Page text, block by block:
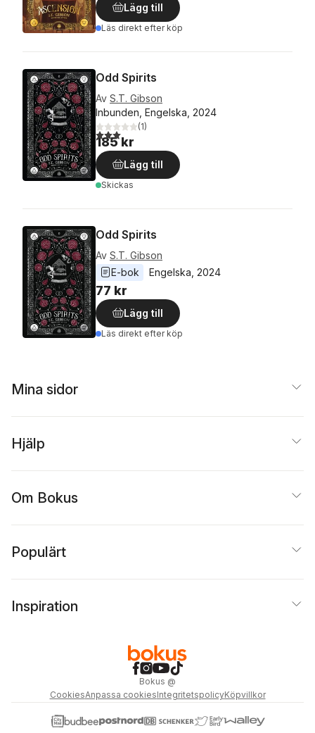
Lägg till
Läs direkt efter köp
Odd Spirits
Av S.T. Gibson
Inbunden, Engelska, 2024
3,0utav 5 stjärnor. Totalt antal röster:
(1)
185 kr
Lägg till
Skickas
Odd Spirits
Av S.T. Gibson
E-bok
Engelska 2024
77 kr
Lägg till
Läs direkt efter köp
Mina sidor
Hjälp
Om Bokus
Populärt
Inspiration
Bokus @
CookiesAnpassa cookiesIntegritetspolicyKöpvillkor